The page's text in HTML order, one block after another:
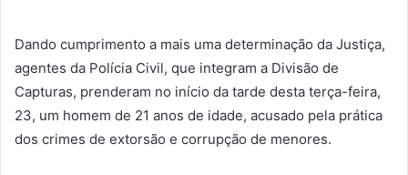
Dando cumprimento a mais uma determinação da Justiça,
agentes da Polícia Civil, que integram a Divisão de
Capturas, prenderam no início da tarde desta terça-feira,
23, um homem de 21 anos de idade, acusado pela prática
dos crimes de extorsão e corrupção de menores.